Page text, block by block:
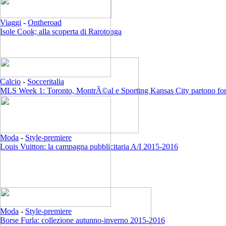
Viaggi - Ontheroad
Isole Cook; alla scoperta di Rarotonga
Calcio - Socceritalia
MLS Week 1: Toronto, MontrÃ©al e Sporting Kansas City partono
Moda - Style-premiere
Louis Vuitton: la campagna pubblicitaria A/I 2015-2016
Moda - Style-premiere
Borse Furla: collezione autunno-inverno 2015-2016